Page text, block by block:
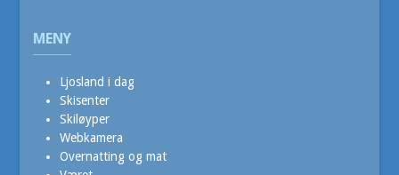
MENY
Ljosland i dag
Skisenter
Skiløyper
Webkamera
Overnatting og mat